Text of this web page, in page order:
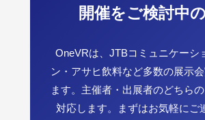
開催をご検討中
OneVRは、JTBコミュニケーシ
ン・アサヒ飲料など多数の展示
ます。主催者・出展者のどちら
対応します。まずはお気軽にご